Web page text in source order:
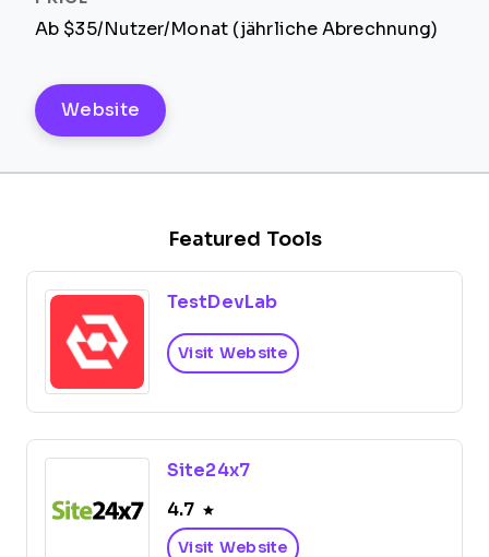
Ab $35/Nutzer/Monat (jährliche Abrechnung)
Website
Featured Tools
TestDevLab
Visit Website
Site24x7
4.7
Visit Website